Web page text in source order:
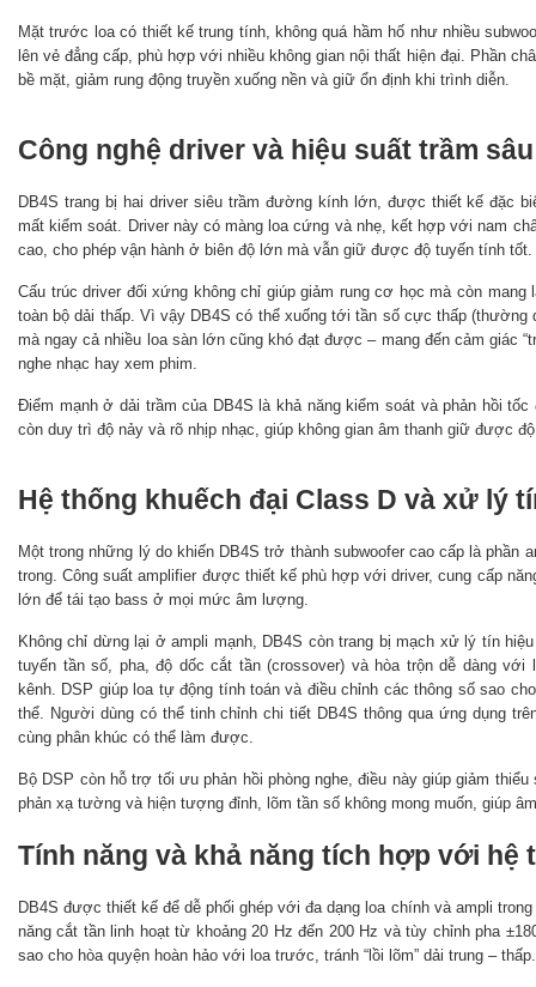
Mặt trước loa có thiết kế trung tính, không quá hầm hố như nhiều
lên vẻ đẳng cấp, phù hợp với nhiều không gian nội thất hiện đại. Phần
bề mặt, giảm rung động truyền xuống nền và giữ ổn định khi trình diễn.
Công nghệ driver và hiệu suất trầm sâu
DB4S trang bị hai driver siêu trầm đường kính lớn, được thiết kế đặc
mất kiểm soát. Driver này có màng loa cứng và nhẹ, kết hợp với nam
cao, cho phép vận hành ở biên độ lớn mà vẫn giữ được độ tuyến tính tốt.
Cấu trúc driver đối xứng không chỉ giúp giảm rung cơ học mà còn mang
toàn bộ dải thấp. Vì vậy DB4S có thể xuống tới tần số cực thấp
mà ngay cả nhiều loa sàn lớn cũng khó đạt được – mang đến cảm giác
nghe nhạc hay xem phim.
Điểm mạnh ở dải trầm của DB4S là khả năng kiểm soát và phản hồi
còn duy trì độ nảy và rõ nhịp nhạc, giúp không gian âm thanh giữ được
Hệ thống khuếch đại Class D và xử lý
Một trong những lý do khiến DB4S trở thành subwoofer cao cấp là phần
trong. Công suất amplifier được thiết kế phù hợp với driver, cung cấp
lớn để tái tạo bass ở mọi mức âm lượng.
Không chỉ dừng lại ở ampli mạnh, DB4S còn trang bị mạch xử lý tín
tuyến tần số, pha, độ dốc cắt tần (crossover) và hòa trộn dễ dàng với
kênh. DSP giúp loa tự động tính toán và điều chỉnh các thông số sao
thể. Người dùng có thể tinh chỉnh chi tiết DB4S thông qua ứng dụng
cùng phân khúc có thể làm được.
Bộ DSP còn hỗ trợ tối ưu phản hồi phòng nghe, điều này giúp giảm
phản xạ tường và hiện tượng đỉnh, lõm tần số không mong muốn, giúp
Tính năng và khả năng tích hợp với hệ
DB4S được thiết kế để dễ phối ghép với đa dạng loa chính và ampli
năng cắt tần linh hoạt từ khoảng 20 Hz đến 200 Hz và tùy chỉnh pha
sao cho hòa quyện hoàn hảo với loa trước, tránh “lồi lõm” dải trung – thấp.